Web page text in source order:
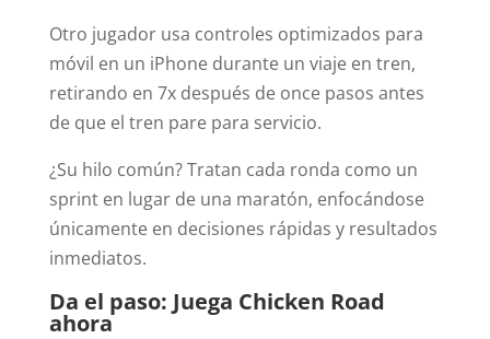
Otro jugador usa controles optimizados para
móvil en un iPhone durante un viaje en tren,
retirando en 7x después de once pasos antes
de que el tren pare para servicio.
¿Su hilo común? Tratan cada ronda como un
sprint en lugar de una maratón, enfocándose
únicamente en decisiones rápidas y resultados
inmediatos.
Da el paso: Juega Chicken Road
ahora